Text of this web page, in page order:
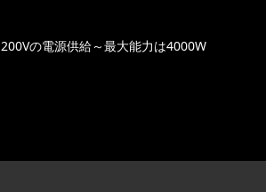
200Vの電源供給～最大能力は4000W